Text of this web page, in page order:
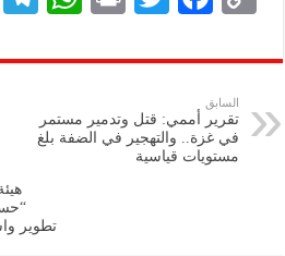
p
y
Li
n
eb
k
tt
nt
at
A
السابق
تقرير أممي: قتل وتدمير مستمر
في غزة.. والتهجير في الضفة بلغ
مستويات قياسية
تطوير